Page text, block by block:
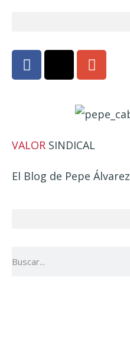
VALOR SINDICAL
El Blog de Pepe Álvarez